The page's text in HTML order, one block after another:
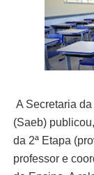
A Secretaria
(Saeb)
da 2ª Etapa
professor e